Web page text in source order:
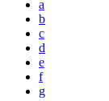
a
b
c
d
e
f
g